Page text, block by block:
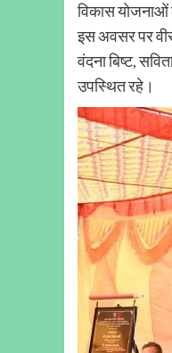
विकास योजनाओं
इस अवसर पर
वंदना बिष्ट,
उपस्थित रहे।